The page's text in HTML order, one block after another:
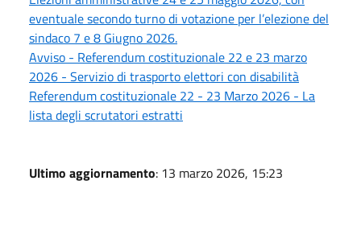
eventuale secondo turno di votazione per l’elezione del
sindaco 7 e 8 Giugno 2026.
Avviso - Referendum costituzionale 22 e 23 marzo
2026 - Servizio di trasporto elettori con disabilità
Referendum costituzionale 22 - 23 Marzo 2026 - La
lista degli scrutatori estratti
Ultimo aggiornamento: 13 marzo 2026, 15:23